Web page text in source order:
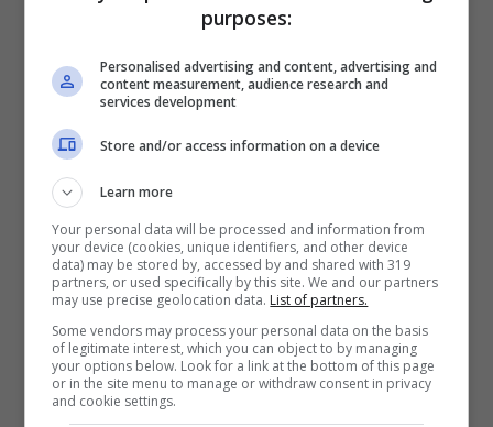
(credit: servizi.agenziaentrateriscossione.gov.it) –
lavoceditorino.it
In questa sezione si può visualizzare
l’elenco delle cartelle esattoriali attive,
complete di dettagli sugli importi da
saldare o già saldati, oltre allo stato di
eventuali rateizzazioni e a ogni procedura
di riscossione in corso. Il sistema permette
di consultare i documenti in modo
purposes:
Personalised advertising and content, advertising and
content measurement, audience research and
services development
Store and/or access information on a device
Learn more
Your personal data will be processed and information from
your device (cookies, unique identifiers, and other device
data) may be stored by, accessed by and shared with 319
partners, or used specifically by this site. We and our partners
may use precise geolocation data. List of partners.
Some vendors may process your personal data on the basis
of legitimate interest, which you can object to by managing
your options below. Look for a link at the bottom of this page
or in the site menu to manage or withdraw consent in privacy
and cookie settings.